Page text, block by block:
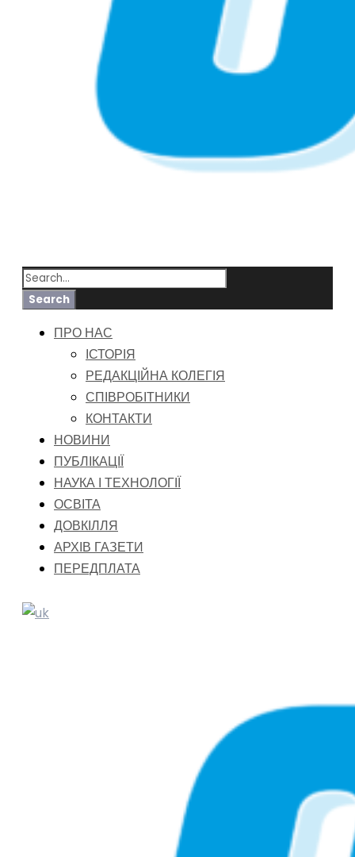
ПРО НАС
ІСТОРІЯ
РЕДАКЦІЙНА КОЛЕГІЯ
СПІВРОБІТНИКИ
КОНТАКТИ
НОВИНИ
ПУБЛІКАЦІЇ
НАУКА І ТЕХНОЛОГІЇ
ОСВІТА
ДОВКІЛЛЯ
АРХІВ ГАЗЕТИ
ПЕРЕДПЛАТА